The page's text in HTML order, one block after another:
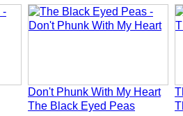
Don't Phunk With My Heart
The Black Eyed Peas